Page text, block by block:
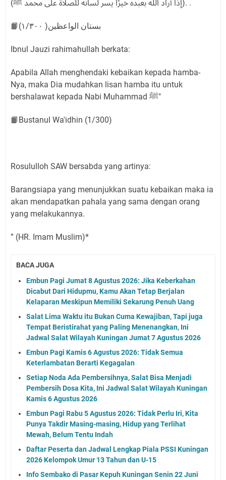
(إذا أراد الله بعبده خيرًا يسر لسانه للصلاة على محمد ﷺ). .
📙بستان الواعظين( ١/٣٠٠)
Ibnul Jauzi rahimahullah berkata:
Apabila Allah menghendaki kebaikan kepada hamba-
Nya, maka Dia mudahkan lisan hamba itu untuk
bershalawat kepada Nabi Muhammad ﷺ"
📙Bustanul Wa'idhin (1/300)
Rosululloh SAW bersabda yang artinya:
Barangsiapa yang menunjukkan suatu kebaikan maka ia
akan mendapatkan pahala yang sama dengan orang
yang melakukannya.
” (HR. Imam Muslim)*
BACA JUGA
Embun Pagi Jumat 8 Agustus 2026: Jika Keberkahan
Dicabut Dari Hidupmu, Kamu Akan Tetap Berjalan
Kelaparan Meskipun Memiliki Sekarung Penuh Uang
Salat Lima Waktu itu Bukan Cuma Kewajiban, Tapi juga
Tempat Beristirahat yang Paling Menenangkan, Ini
Jadwal Salat Wilayah Kuningan Jumat 7 Agustus 2026
Embun Pagi Kamis 6 Agustus 2026: Tidak Semua
Keterlambatan Berarti Kegagalan
Setiap Noda Ada Pembersihnya, Salat Bisa Menjadi
Pembersih Dosa Kita, Ini Jadwal Salat Wilayah Kuningan
Kamis 6 Agustus 2026
Embun Pagi Rabu 5 Agustus 2026: Tidak Perlu Iri, Kita
Punya Takdir Masing-masing, Hidup yang Terlihat
Mewah, Belum Tentu Indah
Daftar Peserta dan Jadwal Lengkap Piala PSSI Kuningan
2026 Kelompok Umur 13 Tahun dan U-15
Info Sembako di Pasar Kepuh Kuningan Senin 22 Juni